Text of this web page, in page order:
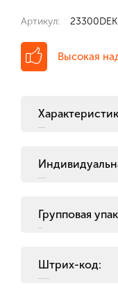
Артикул: 23300DEK
Высокая
Групповая
Штрих-код: